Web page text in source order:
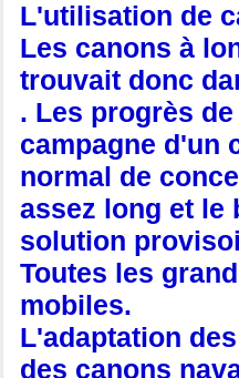
L'utilisation de
Les canons à
trouvait donc
. Les progrès
campagne d'un
normal de
assez long et le
solution
Toutes les
mobiles.
L'adaptation
des canons